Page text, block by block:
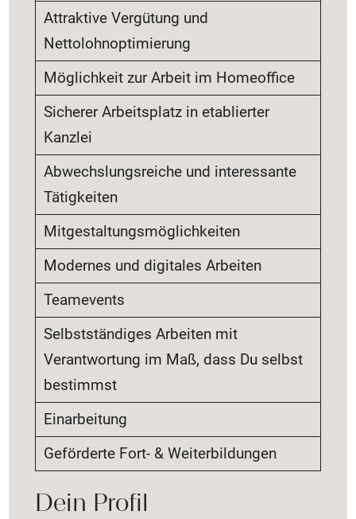
Attraktive Vergütung und
Nettolohnoptimierung
Möglichkeit zur Arbeit im Homeoffice
Sicherer Arbeitsplatz in etablierter
Kanzlei
Abwechslungsreiche und interessante
Tätigkeiten
Mitgestaltungsmöglichkeiten
Modernes und digitales Arbeiten
Teamevents
Selbstständiges Arbeiten mit
Verantwortung im Maß, dass Du selbst
bestimmst
Einarbeitung
Geförderte Fort- & Weiterbildungen
Dein Profil